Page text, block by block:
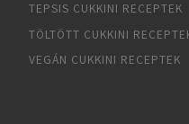
TEPSIS CUKKINI RECEPTEK
TÖLTÖTT CUKKINI
VEGÁN CUKKINI RECEPTEK